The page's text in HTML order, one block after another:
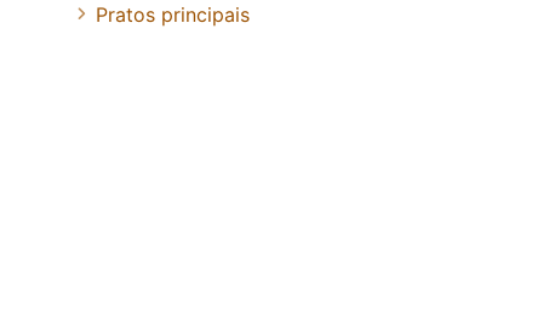
Pratos principais